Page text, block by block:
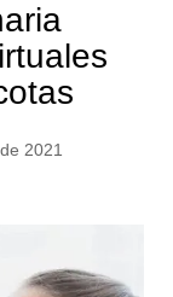
2021